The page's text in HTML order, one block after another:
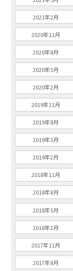
2021年2月
2020年11月
2020年8月
2020年5月
2020年2月
2019年11月
2019年8月
2019年5月
2019年2月
2018年11月
2018年8月
2018年5月
2018年2月
2017年11月
2017年8月